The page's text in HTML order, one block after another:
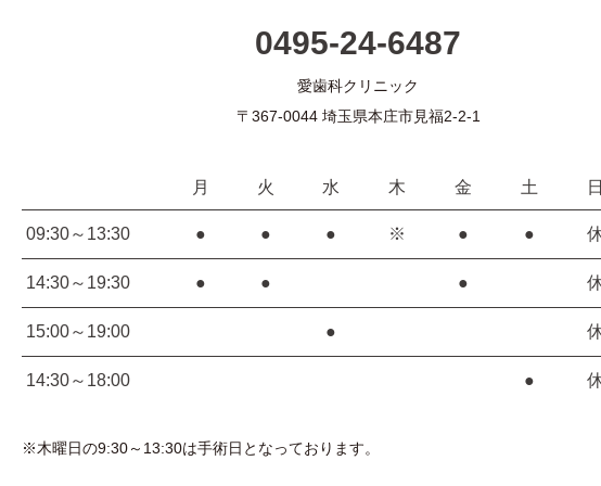
0495-24-6487
愛歯科クリニック
〒367-0044 埼玉県本庄市見福2-2-1
月 火 水 木 金 土 日
09:30～13:30 ● ● ● ※ ● ●
14:30～19:30 ● ● ●
15:00～19:00 ●
14:30～18:00 ●
※木曜日の9:30～13:30は手術日となっております。